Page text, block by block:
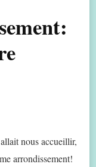
nous accueillir,
arrondissement!